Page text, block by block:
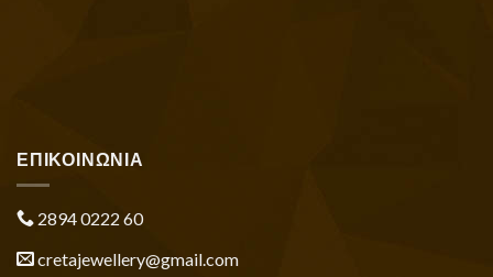
ΕΠΙΚΟΙΝΩΝΙΑ
2894 0222 60
cretajewellery@gmail.com